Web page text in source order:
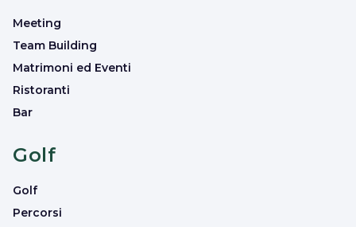
Meeting
Team Building
Matrimoni ed Eventi
Ristoranti
Bar
Golf
Golf
Percorsi